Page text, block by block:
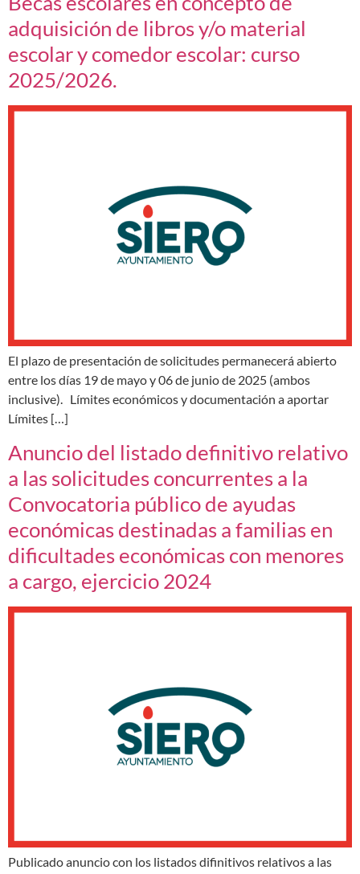
adquisición de libros y/o material
escolar y comedor escolar: curso
2025/2026.
El plazo de presentación de solicitudes permanecerá abierto
entre los días 19 de mayo y 06 de junio de 2025 (ambos
inclusive). Límites económicos y documentación a aportar
Límites […]
Anuncio del listado definitivo relativo
a las solicitudes concurrentes a la
Convocatoria público de ayudas
económicas destinadas a familias en
dificultades económicas con menores
a cargo, ejercicio 2024
Publicado anuncio con los listados difinitivos relativos a las